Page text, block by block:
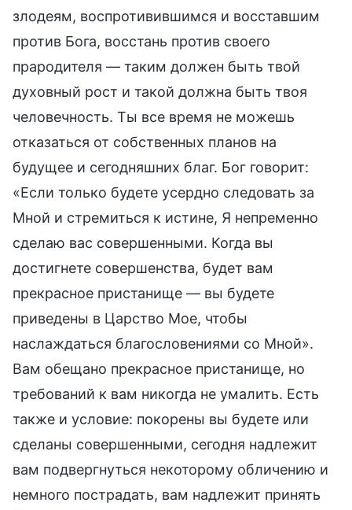
злодеям, воспротивившимся и восставшим
против Бога, восстань против своего
прародителя — таким должен быть твой
духовный рост и такой должна быть твоя
человечность. Ты все время не можешь
отказаться от собственных планов на
будущее и сегодняшних благ. Бог говорит:
«Если только будете усердно следовать за
Мной и стремиться к истине, Я непременно
сделаю вас совершенными. Когда вы
достигнете совершенства, будет вам
прекрасное пристанище — вы будете
приведены в Царство Мое, чтобы
наслаждаться благословениями со Мной».
Вам обещано прекрасное пристанище, но
требований к вам никогда не умалить. Есть
также и условие: покорены вы будете или
сделаны совершенными, сегодня надлежит
вам подвергнуться некоторому обличению и
немного пострадать, вам надлежит принять